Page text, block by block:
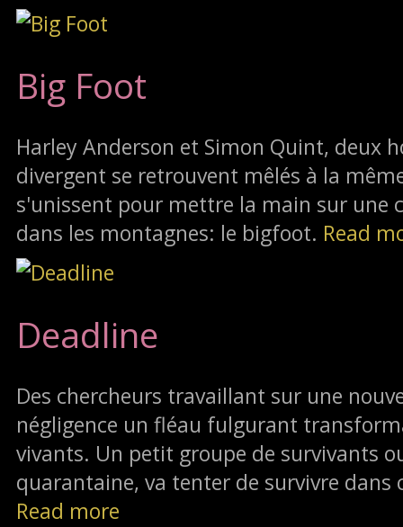
Big Foot
Harley Anderson et Simon Quint, deux
divergent se retrouvent mêlés à la
s'unissent pour mettre la main sur une
dans les montagnes: le bigfoot. Read
Deadline
Des chercheurs travaillant sur une
négligence un fléau fulgurant
vivants. Un petit groupe de survivants
quarantaine, va tenter de survivre
Read more